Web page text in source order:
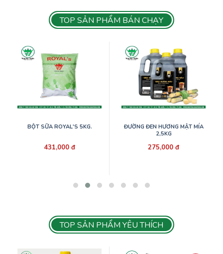
TOP SẢN PHẨM BÁN CHẠY
BỘT SỮA ROYAL'S 5KG.
431,000 đ
ĐƯỜNG ĐEN HƯƠNG MẬT MÍA
2,5KG
275,000 đ
TOP SẢN PHẨM YÊU THÍCH